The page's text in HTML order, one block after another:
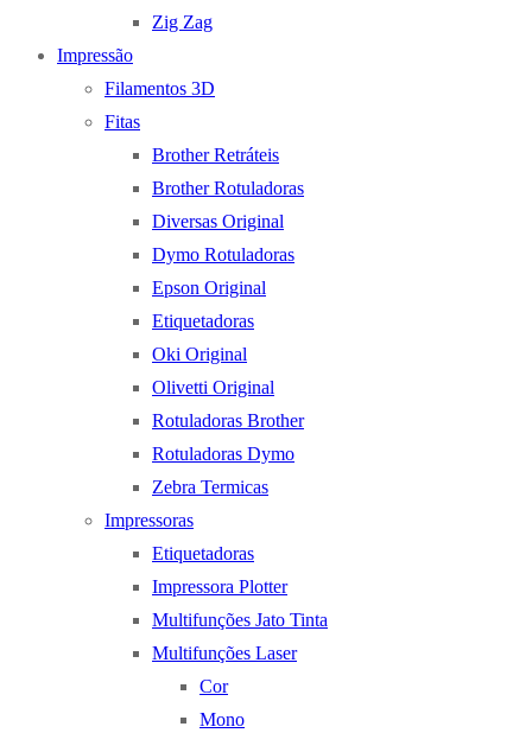
Zig Zag
Impressão
Filamentos 3D
Fitas
Brother Retráteis
Brother Rotuladoras
Diversas Original
Dymo Rotuladoras
Epson Original
Etiquetadoras
Oki Original
Olivetti Original
Rotuladoras Brother
Rotuladoras Dymo
Zebra Termicas
Impressoras
Etiquetadoras
Impressora Plotter
Multifunções Jato Tinta
Multifunções Laser
Cor
Mono